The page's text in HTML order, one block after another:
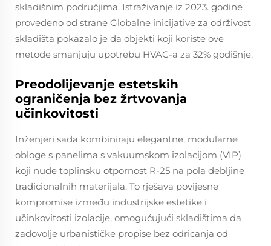
skladišnim područjima. Istraživanje iz 2023. godine
provedeno od strane Globalne inicijative za održivost
skladišta pokazalo je da objekti koji koriste ove
metode smanjuju upotrebu HVAC-a za 32% godišnje.
Preodolijevanje estetskih
ograničenja bez žrtvovanja
učinkovitosti
Inženjeri sada kombiniraju elegantne, modularne
obloge s panelima s vakuumskom izolacijom (VIP)
koji nude toplinsku otpornost R-25 na pola debljine
tradicionalnih materijala. To rješava povijesne
kompromise između industrijske estetike i
učinkovitosti izolacije, omogućujući skladištima da
zadovolje urbanističke propise bez odricanja od